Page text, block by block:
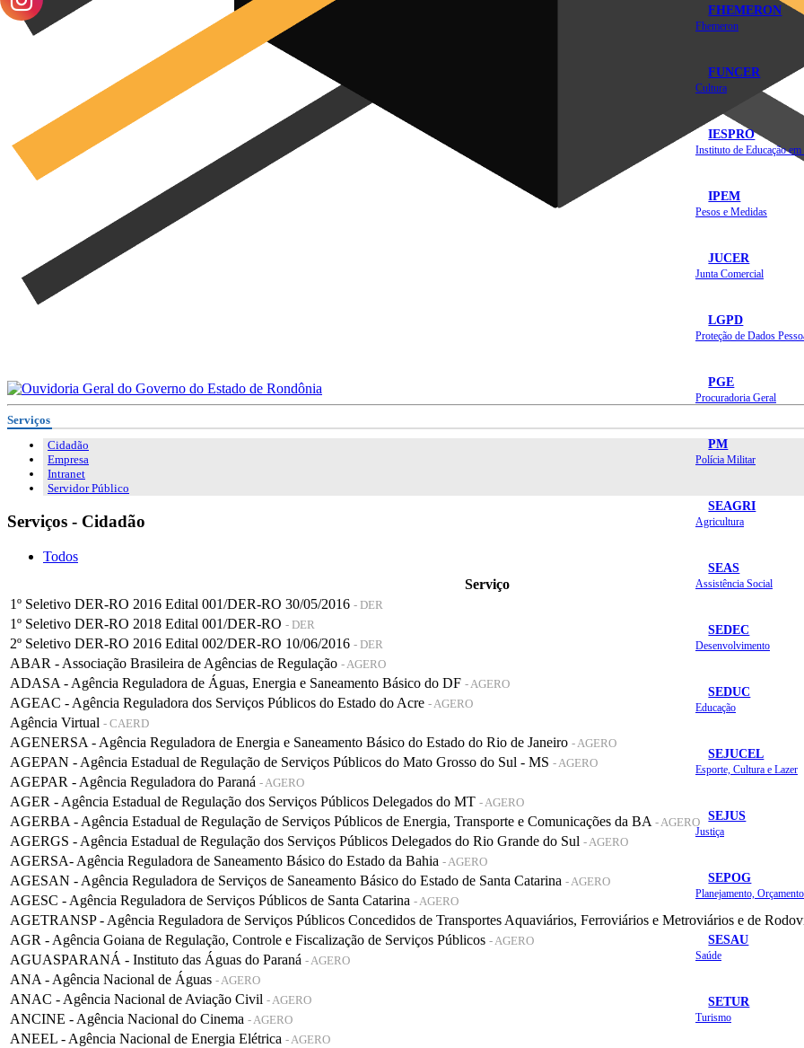
FHEMERON
Fhemeron
FUNCER
Cultura
IESPRO
IPEM
Pesos e Medidas
JUCER
Junta Comercial
LGPD
Proteção de Dados
PGE
Procuradoria Geral
PM
Polícia Militar
SEAGRI
Agricultura
SEAS
Assistência Social
SEDEC
Desenvolvimento
SEDUC
Educação
SEJUCEL
Esporte, Cultura e Lazer
SEJUS
Justiça
SEPOG
SESAU
Saúde
SETUR
Turismo
Serviços
Cidadão
Empresa
Intranet
Servidor Público
Serviços - Cidadão
Todos
Serviço
1º Seletivo DER-RO 2016 Edital 001/DER-RO 30/05/2016 - DER
1º Seletivo DER-RO 2018 Edital 001/DER-RO - DER
2º Seletivo DER-RO 2016 Edital 002/DER-RO 10/06/2016 - DER
ABAR - Associação Brasileira de Agências de Regulação - AGERO
ADASA - Agência Reguladora de Águas, Energia e Saneamento Básico do DF - AGERO
AGEAC - Agência Reguladora dos Serviços Públicos do Estado do Acre - AGERO
Agência Virtual - CAERD
AGENERSA - Agência Reguladora de Energia e Saneamento Básico do Estado do Rio de Janeiro - AGERO
AGEPAN - Agência Estadual de Regulação de Serviços Públicos do Mato Grosso do Sul - MS - AGERO
AGEPAR - Agência Reguladora do Paraná - AGERO
AGER - Agência Estadual de Regulação dos Serviços Públicos Delegados do MT - AGERO
AGERBA - Agência Estadual de Regulação de Serviços Públicos de Energia, Transporte e Comunicações da BA - AGERO
AGERGS - Agência Estadual de Regulação dos Serviços Públicos Delegados do Rio Grande do Sul - AGERO
AGERSA- Agência Reguladora de Saneamento Básico do Estado da Bahia - AGERO
AGESAN - Agência Reguladora de Serviços de Saneamento Básico do Estado de Santa Catarina - AGERO
AGESC - Agência Reguladora de Serviços Públicos de Santa Catarina - AGERO
AGETRANSP - Agência Reguladora de Serviços Públicos Concedidos de Transportes Aquaviários, Ferroviários e Metroviários e de
AGR - Agência Goiana de Regulação, Controle e Fiscalização de Serviços Públicos - AGERO
AGUASPARANÁ - Instituto das Águas do Paraná - AGERO
ANA - Agência Nacional de Águas - AGERO
ANAC - Agência Nacional de Aviação Civil - AGERO
ANCINE - Agência Nacional do Cinema - AGERO
ANEEL - Agência Nacional de Energia Elétrica - AGERO